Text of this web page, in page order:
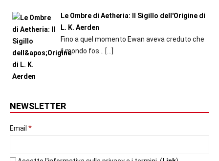
Le Ombre di Aetheria: Il Sigillo dell'Origine di
L. K. Aerden
Fino a quel momento Ewan aveva creduto che
il mondo fos...
[…]
NEWSLETTER
Email *